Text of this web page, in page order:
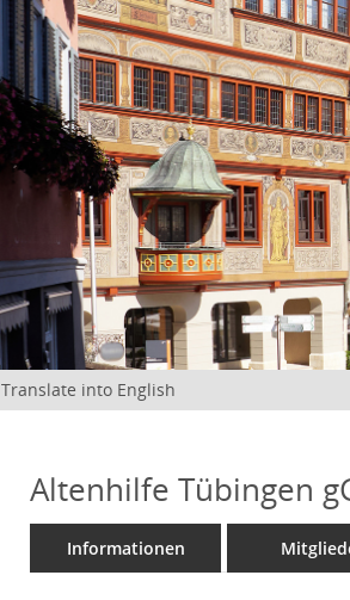
Translate into English
Altenhilfe Tübingen
Informationen